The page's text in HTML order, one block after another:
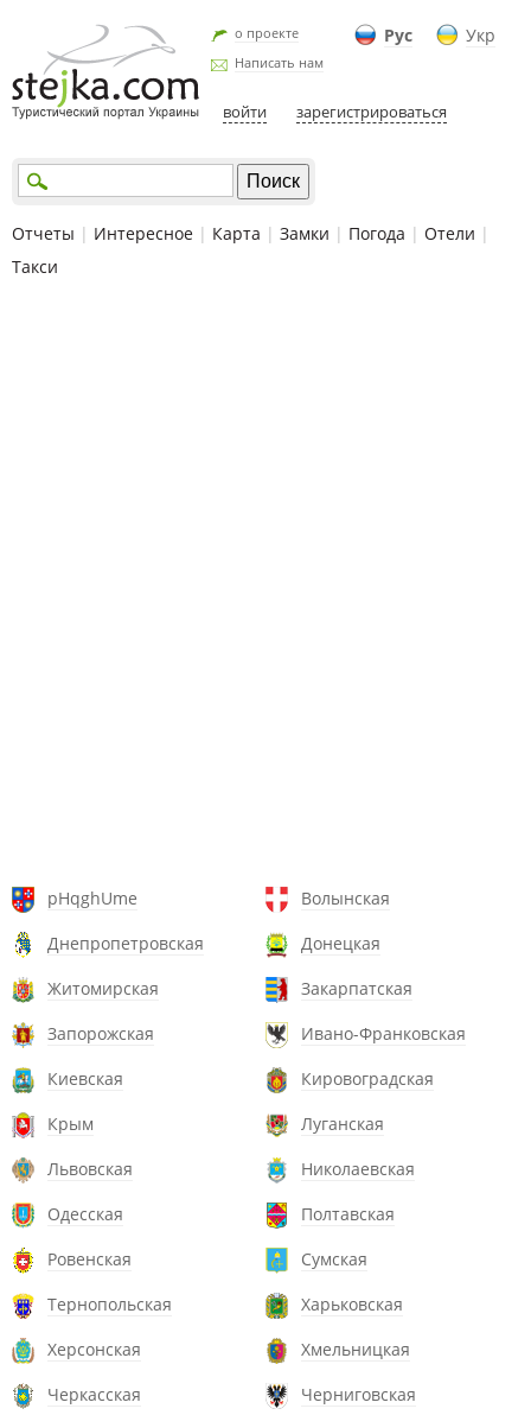
Рус Укр
о проекте
Написать нам
войти зарегистрироваться
Отчеты | Интересное | Карта | Замки | Погода | Отели |
Такси
pHqghUme
Волынская
Днепропетровская
Донецкая
Житомирская
Закарпатская
Запорожская
Ивано-Франковская
Киевская
Кировоградская
Крым
Луганская
Львовская
Николаевская
Одесская
Полтавская
Ровенская
Сумская
Тернопольская
Харьковская
Херсонская
Хмельницкая
Черкасская
Черниговская